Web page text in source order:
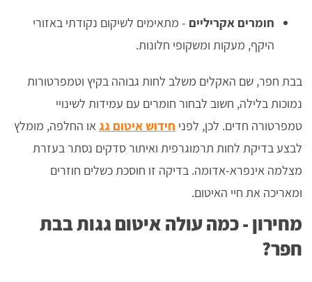
חומרים אקריליים - מתאימים לשיקום נקודתי באזורי
היקף, מעקות ומשקופי חלונות.
בבת חפר, שם האקלים משלב לחות גבוהה בקיץ וטמפרטורות
נמוכות בלילה, חשוב לבחור חומרים עם עמידות לשינויי
טמפרטורה חדים. לכן, לפני חידוש איטום גגאו החלפה, מומלץ
לבצע בדיקת לחות תרמוגרפית ואיתור סדקים נסתר בעזרת
מצלמה אינפרא-אדומה. בדיקה זו חוסכת כשלים חוזרים
ומאריכה את חיי האיטום.
מחירון - כמה עולה איטום גגות בבת
חפר?